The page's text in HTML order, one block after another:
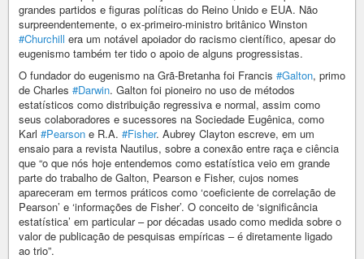
grandes partidos e figuras políticas do Reino Unido e EUA. Não
surpreendentemente, o ex-primeiro-ministro britânico Winston
#Churchill era um notável apoiador do racismo científico, apesar do
eugenismo também ter tido o apoio de alguns progressistas.
O fundador do eugenismo na Grã-Bretanha foi Francis #Galton, primo
de Charles #Darwin. Galton foi pioneiro no uso de métodos
estatísticos como distribuição regressiva e normal, assim como
seus colaboradores e sucessores na Sociedade Eugênica, como
Karl #Pearson e R.A. #Fisher. Aubrey Clayton escreve, em um
ensaio para a revista Nautilus, sobre a conexão entre raça e ciência
que “o que nós hoje entendemos como estatística veio em grande
parte do trabalho de Galton, Pearson e Fisher, cujos nomes
apareceram em termos práticos como ‘coeficiente de correlação de
Pearson’ e ‘informações de Fisher’. O conceito de ‘significância
estatística’ em particular – por décadas usado como medida sobre o
valor de publicação de pesquisas empíricas – é diretamente ligado
ao trio”.